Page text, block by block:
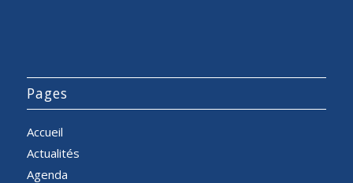
Pages
Accueil
Actualités
Agenda